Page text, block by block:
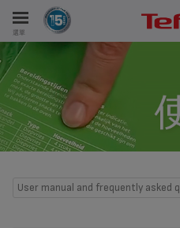
選單
User manual and frequently asked